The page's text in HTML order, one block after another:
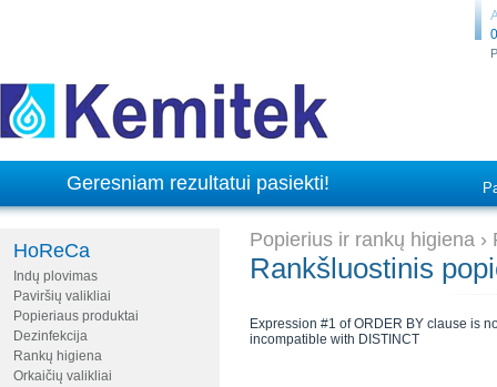
Geresniam rezultatui pasiekti!
HoReCa
Indų plovimas
Paviršių valikliai
Popieriaus produktai
Dezinfekcija
Rankų higiena
Orkaičių valikliai
Popierius ir rankų higiena ›
Rankšluostinis
Expression #1 of ORDER BY clause is
incompatible with DISTINCT